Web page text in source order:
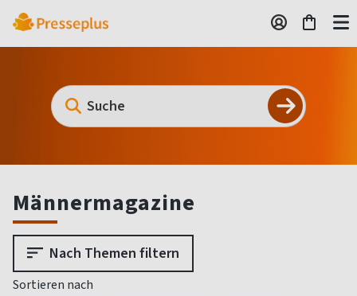
Männermagazine
Nach Themen filtern
Sortieren nach